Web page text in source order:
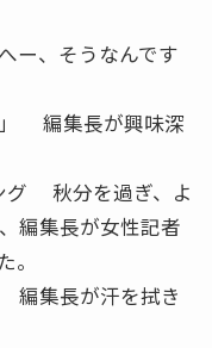
ー、そうなんです
」 編集長が興味深
グ 秋分を過ぎ、よ
編集長が女性記者
集長が汗を拭き